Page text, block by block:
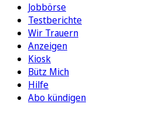
Jobbörse
Testberichte
Wir Trauern
Anzeigen
Kiosk
Bütz Mich
Hilfe
Abo kündigen